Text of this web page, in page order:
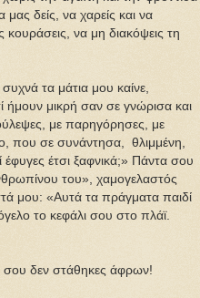
δείς, να χαρείς και να
κουράσεις, να μη διακόψεις τη
τα μάτια μου καίνε,
ήμουν μικρή σαν σε γνώρισα και
με παρηγόρησες, με
που σε συνάντησα, θλιμμένη,
έτσι ξαφνικά;» Πάντα σου
του», χαμογελαστός
μου: «Αυτά τα πράγματα παιδί
το κεφάλι σου στο πλάϊ.
δεν στάθηκες άφρων!